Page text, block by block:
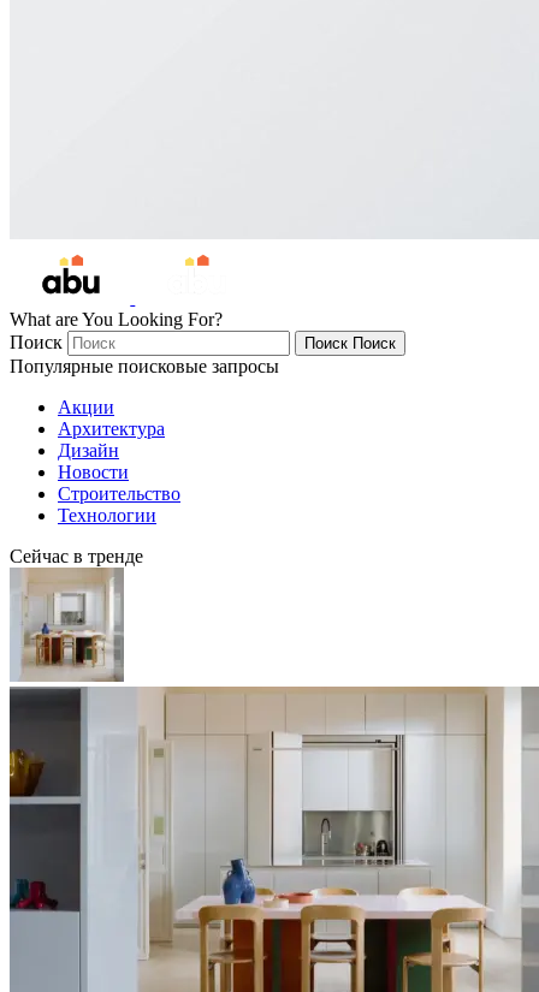
What are You Looking For?
Поиск
Поиск Поиск
Популярные поисковые запросы
Акции
Архитектура
Дизайн
Новости
Строительство
Технологии
Сейчас в тренде